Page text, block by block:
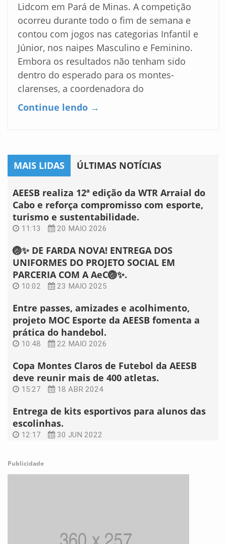
Lidcom em Pará de Minas. A competição
ocorreu durante todo o fim de semana e
contou com jogos nas categorias Infantil e
Júnior, nos naipes Masculino e Feminino.
Embora os resultados não tenham sido
dentro do esperado para os montes-
clarenses, a coordenadora do
Continue lendo →
MAIS LIDAS ÚLTIMAS NOTÍCIAS
AEESB realiza 12ª edição da WTR Arraial do
Cabo e reforça compromisso com esporte,
turismo e sustentabilidade.
11:13 20 MAIO 2026
🏐✨ DE FARDA NOVA! ENTREGA DOS
UNIFORMES DO PROJETO SOCIAL EM
PARCERIA COM A AeC🏐✨.
10:02 23 MAIO 2025
Entre passes, amizades e acolhimento,
projeto MOC Esporte da AEESB fomenta a
prática do handebol.
10:48 22 MAIO 2026
Copa Montes Claros de Futebol da AEESB
deve reunir mais de 400 atletas.
15:27 18 ABR 2024
Entrega de kits esportivos para alunos das
escolinhas.
12:17 30 JUN 2022
Publicidade